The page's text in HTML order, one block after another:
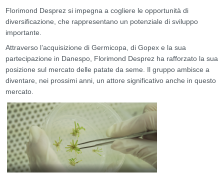
Florimond Desprez si impegna a cogliere le opportunità di
diversificazione, che rappresentano un potenziale di sviluppo
importante.
Attraverso l’acquisizione di Germicopa, di Gopex e la sua
partecipazione in Danespo, Florimond Desprez ha rafforzato la sua
posizione sul mercato delle patate da seme. Il gruppo ambisce a
diventare, nei prossimi anni, un attore significativo anche in questo
mercato.